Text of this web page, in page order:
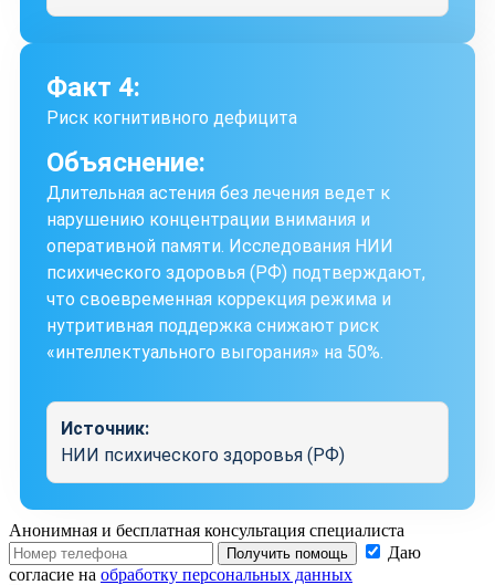
Факт 4:
Риск когнитивного дефицита
Объяснение:
Длительная астения без лечения ведет к
нарушению концентрации внимания и
оперативной памяти. Исследования НИИ
психического здоровья (РФ) подтверждают,
что своевременная коррекция режима и
нутритивная поддержка снижают риск
«интеллектуального выгорания» на 50%.
Источник:
НИИ психического здоровья (РФ)
Анонимная и бесплатная консультация специалиста
Получить помощь
Даю
согласие на обработку персональных данных